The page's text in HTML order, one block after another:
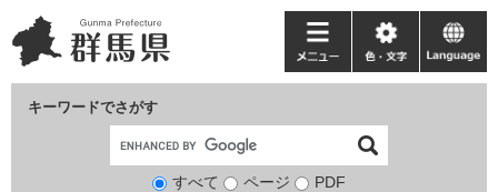
ー
ジ
ニ
ュ
キーワードでさがす
検
すべて ページ PDF
メ
ニ
ー
色・
文
language